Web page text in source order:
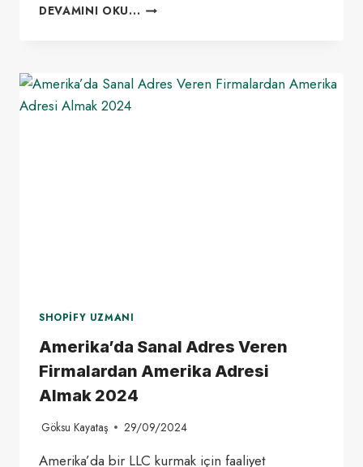
DEVAMINI OKU... YABANCILAR
VERGI
FORMU
SHOPIFY UZMANI
Amerika’da Sanal Adres Veren
Firmalardan Amerika Adresi
Almak 2024
Göksu Kayataş 29/09/2024
Amerika’da bir LLC kurmak için faaliyet